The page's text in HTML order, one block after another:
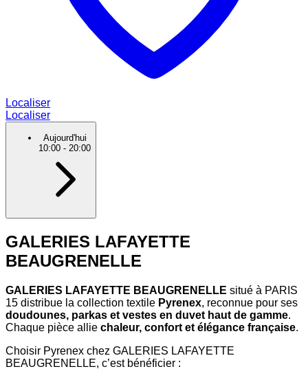
Localiser
Localiser
Aujourd'hui
10:00 - 20:00
GALERIES LAFAYETTE
BEAUGRENELLE
GALERIES LAFAYETTE BEAUGRENELLE situé à PARIS
15 distribue la collection textile Pyrenex, reconnue pour ses
doudounes, parkas et vestes en duvet haut de gamme.
Chaque pièce allie chaleur, confort et élégance française.
Choisir Pyrenex chez GALERIES LAFAYETTE
BEAUGRENELLE, c’est bénéficier :